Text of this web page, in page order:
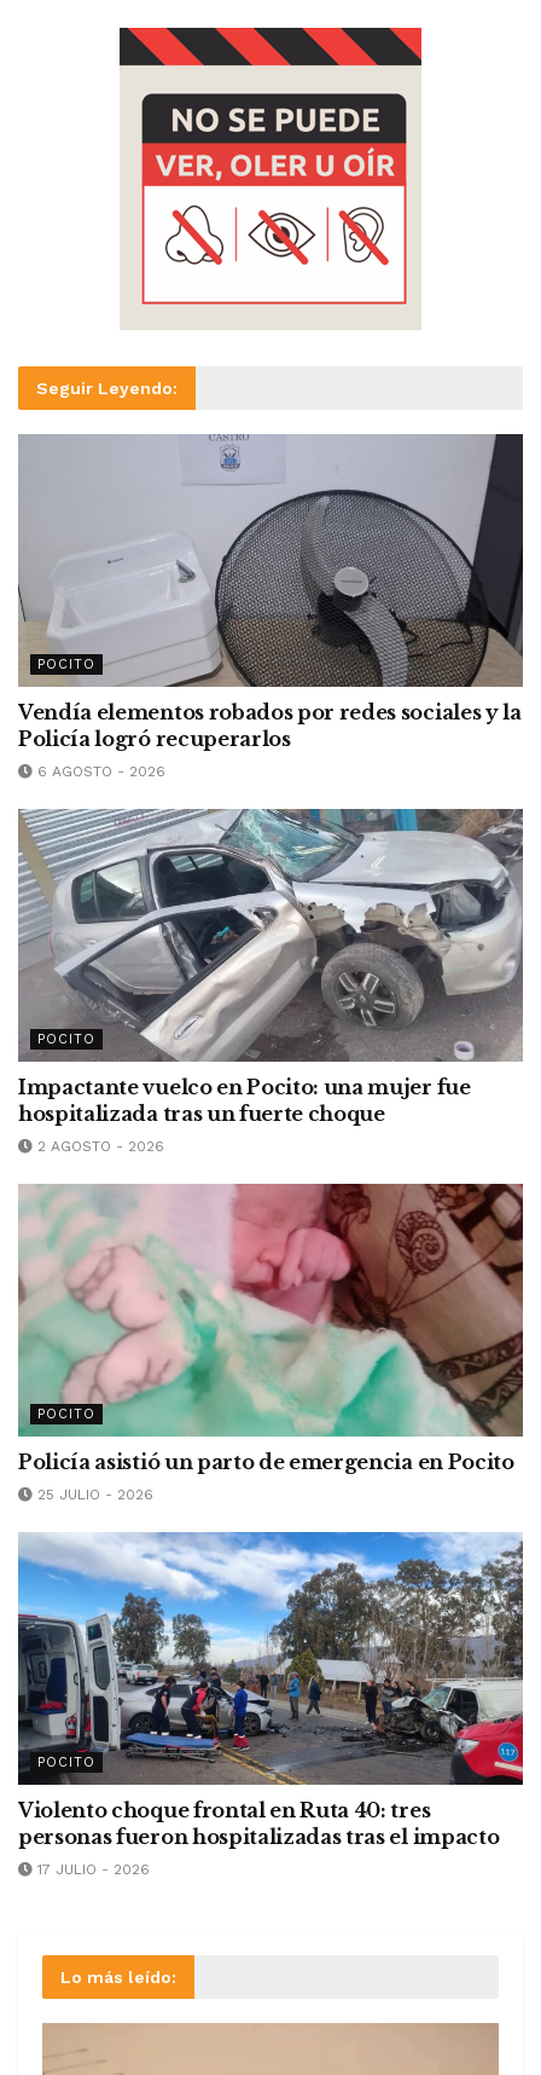
Seguir Leyendo:
POCITO
Vendía elementos robados por redes sociales y la
Policía logró recuperarlos
6 AGOSTO - 2026
POCITO
Impactante vuelco en Pocito: una mujer fue
hospitalizada tras un fuerte choque
2 AGOSTO - 2026
POCITO
Policía asistió un parto de emergencia en Pocito
25 JULIO - 2026
POCITO
Violento choque frontal en Ruta 40: tres
personas fueron hospitalizadas tras el impacto
17 JULIO - 2026
Lo más leído: